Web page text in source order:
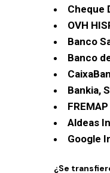
Cheque
OVH
Banco
Banco
Bankia,
FREMAP
Aldeas
Google
¿Se